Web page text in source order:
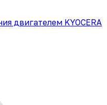
двигателем KYOCERA